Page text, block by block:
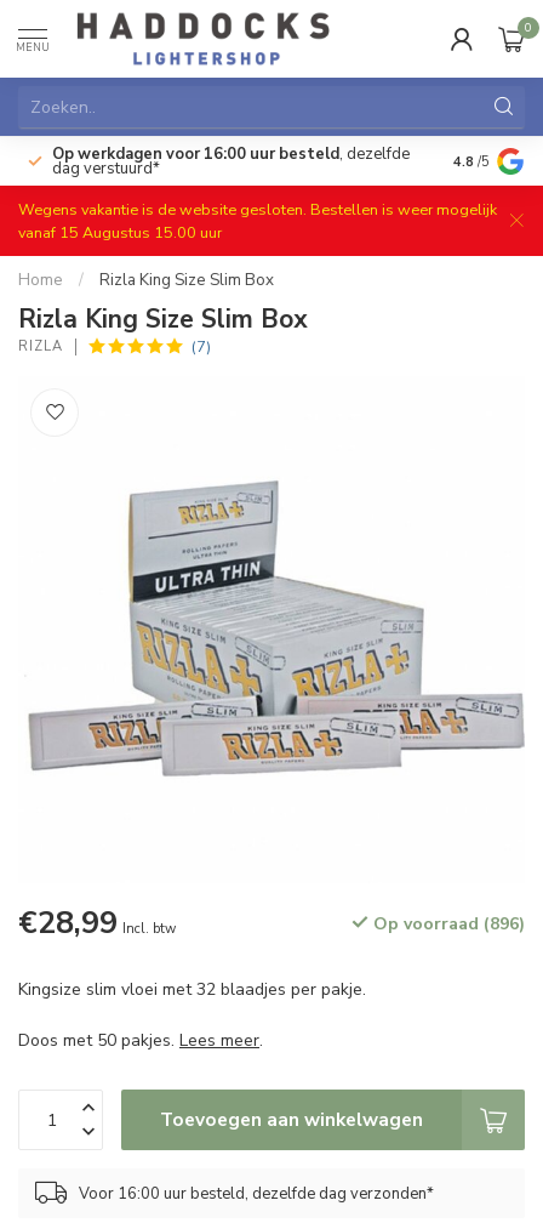
MENU
0
Op werkdagen voor 16:00 uur besteld, dezelfde
dag verstuurd* Gratis
4.8 /5
Wegens vakantie is de website gesloten. Bestellen is weer mogelijk
vanaf 15 Augustus 15.00 uur
Home / Rizla King Size Slim Box
Rizla King Size Slim Box
RIZLA (7)
€28,99 Incl. btw Op voorraad (896)
Kingsize slim vloei met 32 blaadjes per pakje.
Doos met 50 pakjes. Lees meer.
Toevoegen aan winkelwagen
Voor 16:00 uur besteld, dezelfde dag verzonden*